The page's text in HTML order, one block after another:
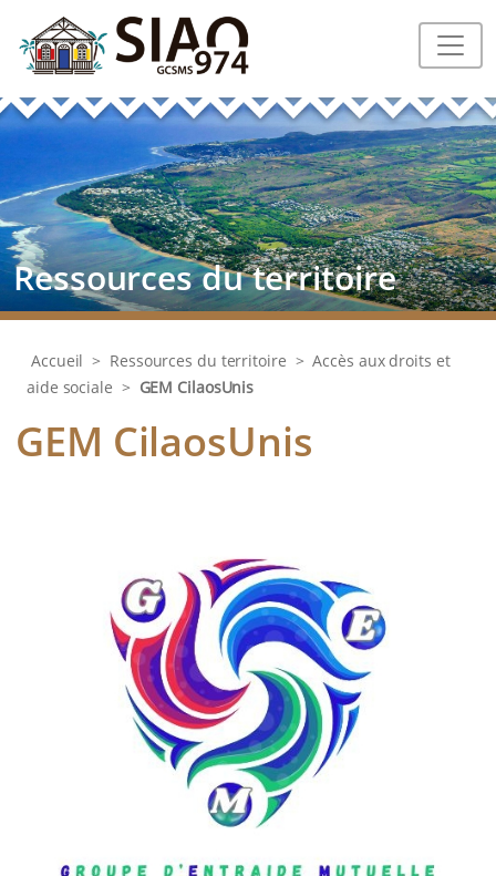
Ressources du territoire
Accueil > Ressources du territoire > Accès aux droits et
aide sociale > GEM CilaosUnis
GEM CilaosUnis